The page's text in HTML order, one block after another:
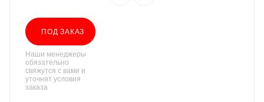
ПОД ЗАКАЗ
Наши менеджеры
обязательно
свяжутся с вами и
уточнят условия
заказа